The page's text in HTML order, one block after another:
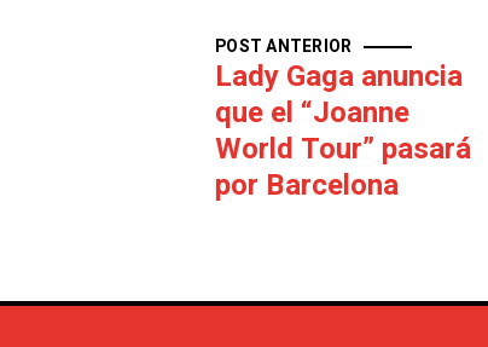
POST ANTERIOR
Lady Gaga anuncia
que el “Joanne
World Tour” pasará
por Barcelona